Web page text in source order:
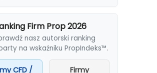
Firm Prop 2026
nasz autorski ranking
na wskaźniku PropIndeks™.
CFD /
Firmy